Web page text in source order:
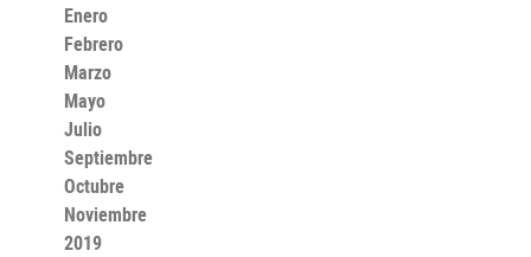
Enero
Febrero
Marzo
Mayo
Julio
Septiembre
Octubre
Noviembre
2019